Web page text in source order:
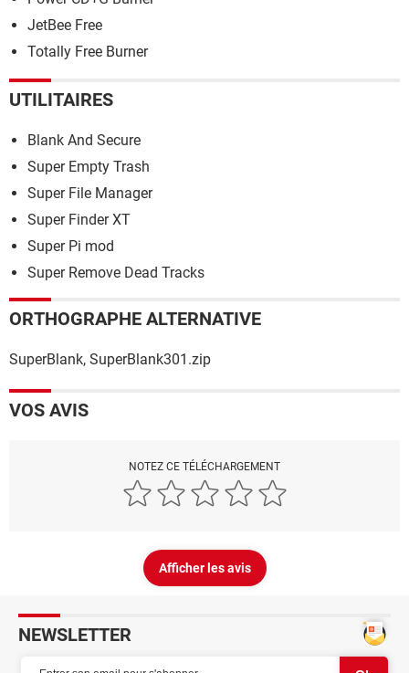
JetBee Free
Totally Free Burner
UTILITAIRES
Blank And Secure
Super Empty Trash
Super File Manager
Super Finder XT
Super Pi mod
Super Remove Dead Tracks
ORTHOGRAPHE ALTERNATIVE
SuperBlank, SuperBlank301.zip
VOS AVIS
NOTEZ CE TÉLÉCHARGEMENT
Afficher les avis
NEWSLETTER